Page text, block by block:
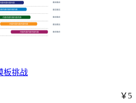
板挑战
￥5